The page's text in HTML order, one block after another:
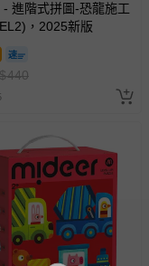
- 進階式拼圖-恐龍施工
，2025新版
$440